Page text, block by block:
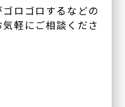
ロゴロするなどの
軽にご相談くださ